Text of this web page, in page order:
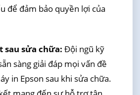
để đảm bảo quyền lợi của
sửa chữa: Đội ngũ kỹ
sàng giải đáp mọi vấn đề
in Epson sau khi sửa chữa.